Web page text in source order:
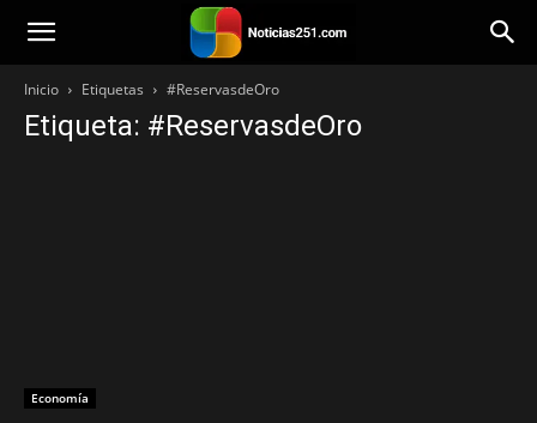
Noticias251
Inicio Etiquetas #ReservasdeOro
Etiqueta: #ReservasdeOro
Economía